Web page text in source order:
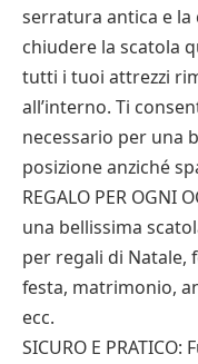
serratura antica e
chiudere la scatola
tutti i tuoi attrezzi
all’interno. Ti
necessario per una
posizione anziché
REGALO PER OGNI
una bellissima
per regali di Natale,
festa, matrimonio,
ecc.
SICURO E